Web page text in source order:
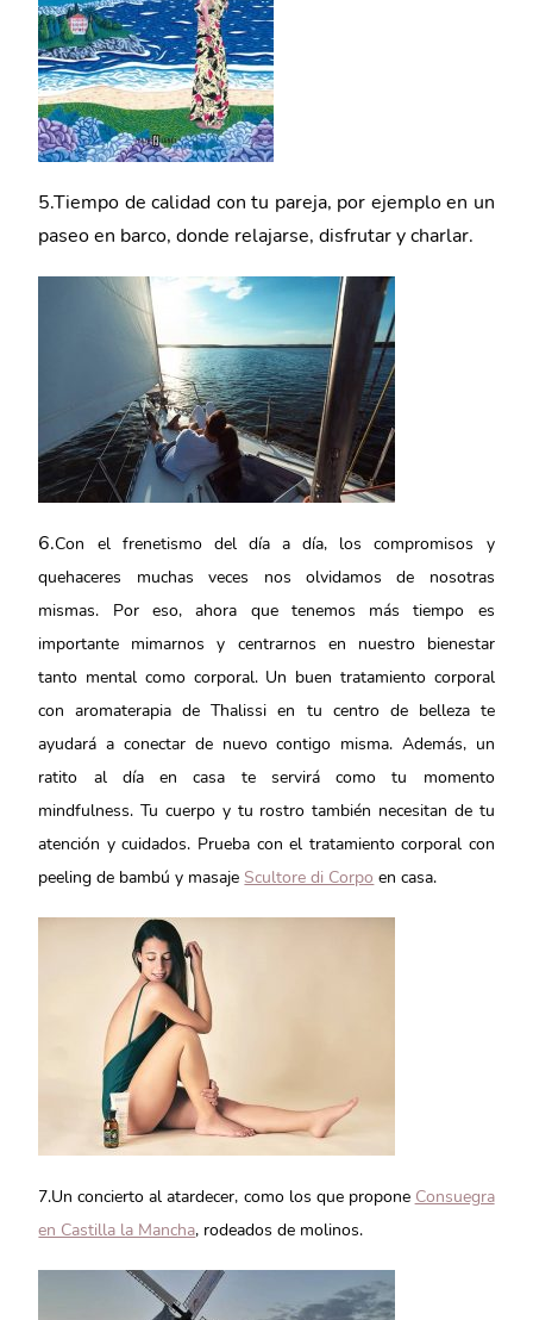
5.Tiempo de calidad con tu pareja, por ejemplo en un
paseo en barco, donde relajarse, disfrutar y charlar.
6.Con el frenetismo del día a día, los compromisos y
quehaceres muchas veces nos olvidamos de nosotras
mismas. Por eso, ahora que tenemos más tiempo es
importante mimarnos y centrarnos en nuestro bienestar
tanto mental como corporal. Un buen tratamiento corporal
con aromaterapia de Thalissi en tu centro de belleza te
ayudará a conectar de nuevo contigo misma. Además, un
ratito al día en casa te servirá como tu momento
mindfulness. Tu cuerpo y tu rostro también necesitan de tu
atención y cuidados. Prueba con el tratamiento corporal con
peeling de bambú y masaje Scultore di Corpo en casa.
7.Un concierto al atardecer, como los que propone Consuegra
en Castilla la Mancha, rodeados de molinos.